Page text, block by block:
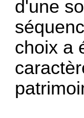
d'une
choix a